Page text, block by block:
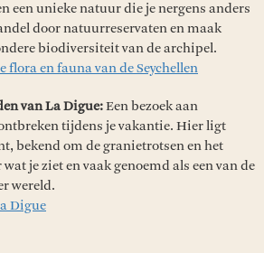
een unieke natuur die je nergens anders
door natuurreservaten en maak
biodiversiteit van de archipel.
flora en fauna van de Seychellen
van La Digue:Een bezoek aan
tijdens je vakantie. Hier ligt
bekend om de granietrotsen en het
je ziet en vaak genoemd als een van de
wereld.
Digue